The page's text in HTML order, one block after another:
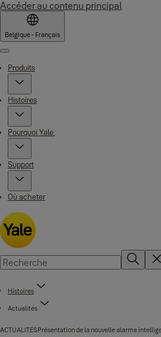
Accéder au contenu principal
Belgique - Français
Menu
Produits
Histoires
Pourquoi Yale
Support
Où acheter
Histoires
Actualités
ACTUALITÉSPrésentation de la nouvelle alarme